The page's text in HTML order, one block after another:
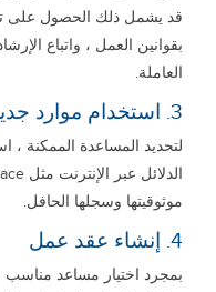
قد يشمل ذلك الحصول على
بقوانين العمل ، واتباع
العاملة.
3. استخدام موارد جديرة بالثقة
لتحديد المساعدة الممكنة ،
موثوقيتها وسجلها الحافل.
4. إنشاء عقد عمل
بمجرد اختيار مساعد